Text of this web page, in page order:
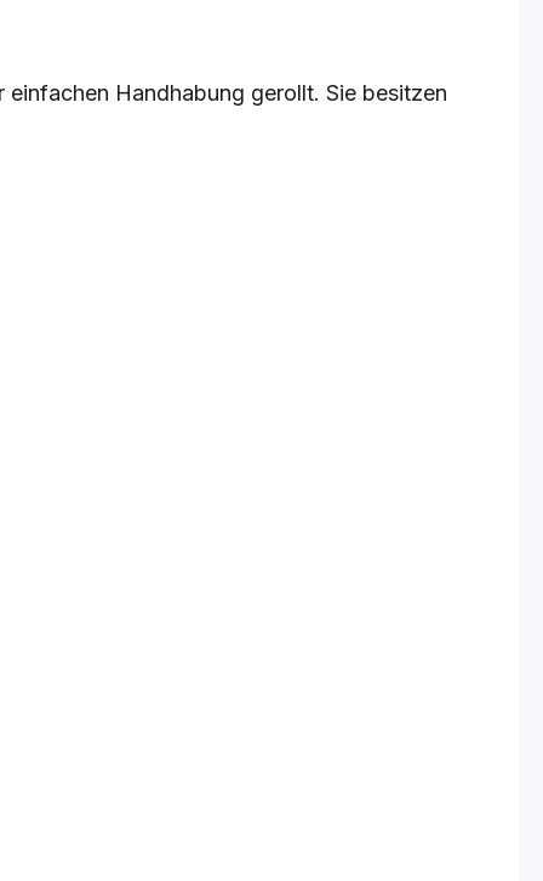
Handhabung gerollt. Sie besitzen